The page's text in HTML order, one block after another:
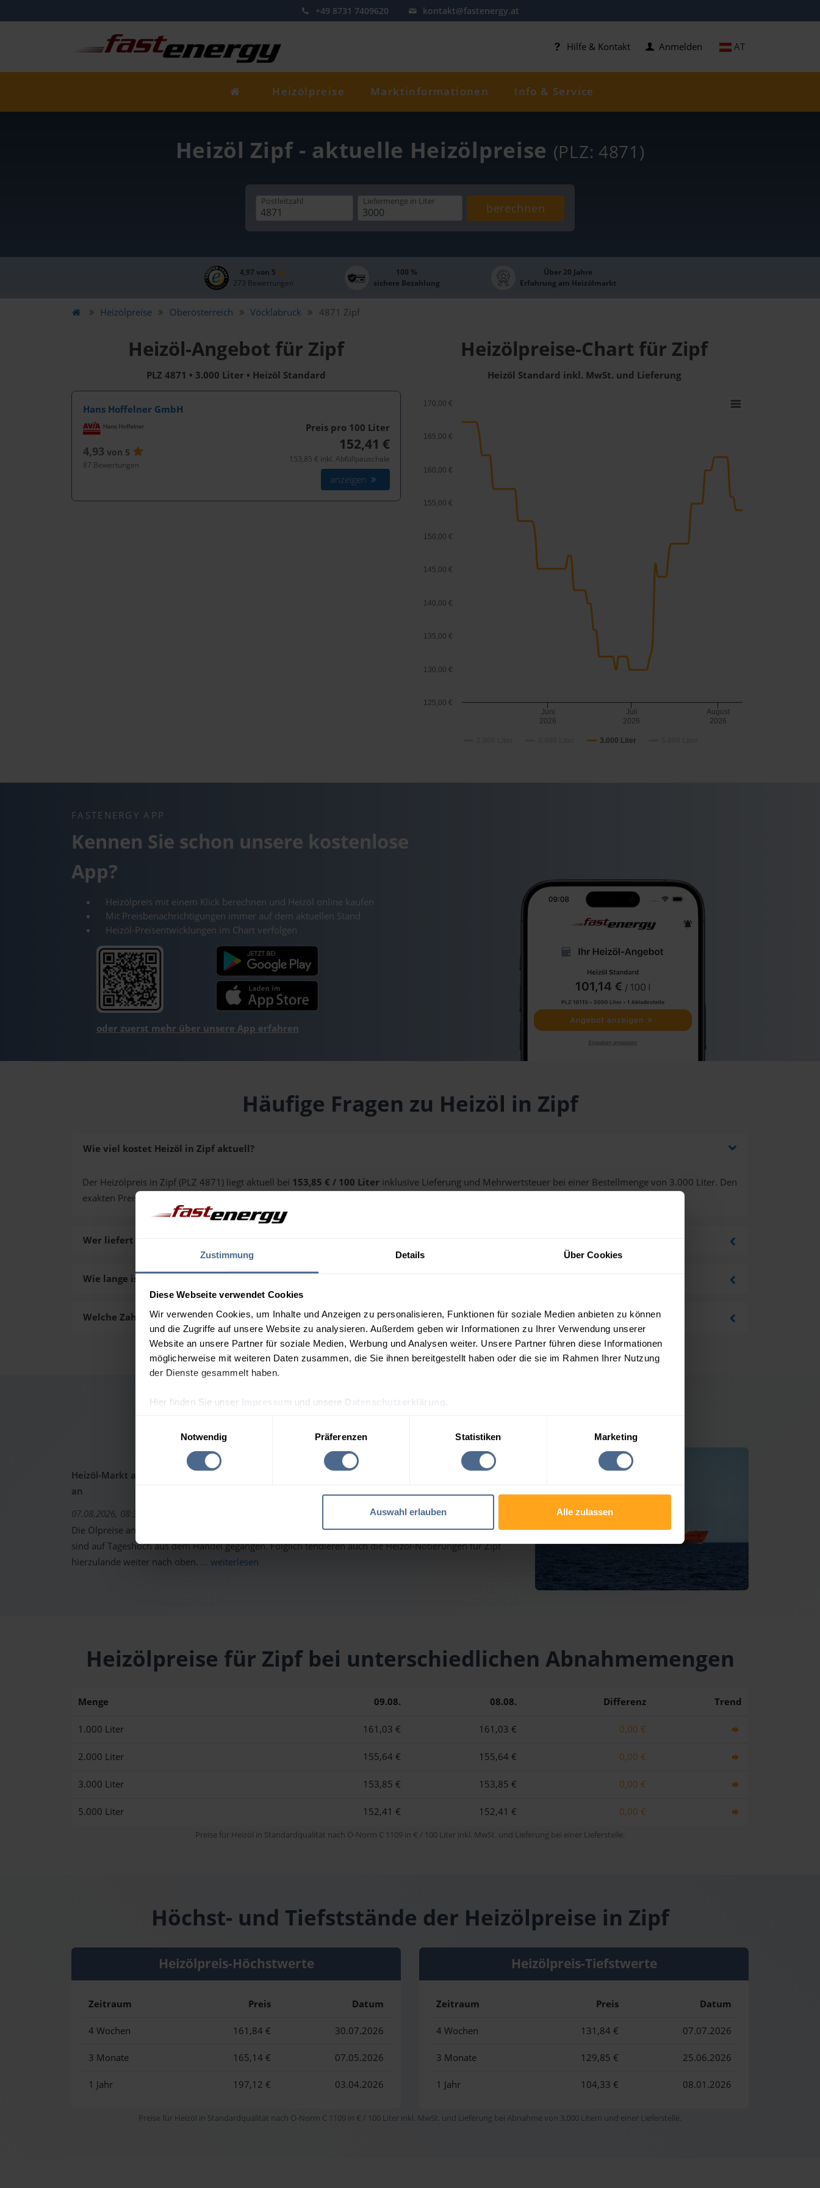
Zustimmung Details Über Cookies
Diese Webseite verwendet Cookies
Wir verwenden Cookies, um Inhalte und Anzeigen zu personalisieren, Funktionen für soziale Medien anbieten zu können
und die Zugriffe auf unsere Website zu analysieren. Außerdem geben wir Informationen zu Ihrer Verwendung unserer
Website an unsere Partner für soziale Medien, Werbung und Analysen weiter. Unsere Partner führen diese Informationen
möglicherweise mit weiteren Daten zusammen, die Sie ihnen bereitgestellt haben oder die sie im Rahmen Ihrer Nutzung
der Dienste gesammelt haben.
Hier finden Sie unser Impressum und unsere Datenschutzerklärung
Notwendig
Präferenzen Statistiken Marketing
Auswahl erlauben Alle zulassen
+49 8731 7409620 kontakt@fastenergy.at
AT
Hilfe & Kontakt Anmelden
Heizölpreise Marktinformationen Info & Service
Heizöl Zipf - aktuelle Heizölpreise (PLZ: 4871)
Postleitzahl Liefermenge in Liter berechnen
4,97 von 5
273 Bewertungen
100 %
sichere Bezahlung
Über 20 Jahre
Erfahrung am Heizölmarkt
Heizölpreise Oberösterreich Vöcklabruck 4871 Zipf
Heizöl-Angebot für Zipf
PLZ 4871 • 3.000 Liter • Heizöl Standard
Hans Hoffelner GmbH
4,93 von 5
87 Bewertungen
Preis pro 100 Liter
152,41 €
153,85 € inkl. Abfüllpauschale
anzeigen
Heizölpreise-Chart für Zipf
Heizöl Standard inkl. MwSt. und Lieferung
3.000 Liter
Juni
2026
Juli
2026
August
2026
125,00 €
130,00 €
135,00 €
140,00 €
145,00 €
150,00 €
155,00 €
160,00 €
165,00 €
170,00 €
FASTENERGY APP
Kennen Sie schon unsere kostenlose
App?
Heizölpreis mit einem Klick berechnen und Heizöl online kaufen
Mit Preisbenachrichtigungen immer auf dem aktuellen Stand
Heizöl-Preisentwicklungen im Chart verfolgen
oder zuerst mehr über unsere App erfahren
Häufige Fragen zu Heizöl in Zipf
Wie viel kostet Heizöl in Zipf aktuell?
Der Heizölpreis in Zipf (PLZ 4871) liegt aktuell bei 153,85 € / 100 Liter inklusive Lieferung und Mehrwertsteuer bei einer Bestellmenge von 3.000 Liter. Den
exakten Preis für Ihre Wunschmenge erhalten Sie über unseren
Wer liefert das Heizöl in Zipf aus?
Wie lange ist die Lieferzeit des Heizöls in Zipf?
Welche Zahlungsarten gibt es?
Heizöl-Markt aktuell: Ölpreise schon wieder auf dem Weg nach oben - Heizölpreise ziehen ebenfalls
an
07.08.2026, 08:37 Uhr
Die Ölpreise an den internationalen Warenterminmärkten haben gestern weiter deutlich zugelegt und
sind auf Tageshoch aus dem Handel gegangen. Folglich tendieren auch die Heizöl-Notierungen für Zipf
hierzulande weiter nach oben. ... weiterlesen
Heizölpreise für Zipf bei unterschiedlichen Abnahmemengen
Menge 09.08. 08.08. Differenz Trend
1.000 Liter 161,03 € 161,03 € 0,00 €
2.000 Liter 155,64 € 155,64 € 0,00 €
3.000 Liter 153,85 € 153,85 € 0,00 €
5.000 Liter 152,41 € 152,41 € 0,00 €
Preise für Heizöl in Standardqualität nach Ö-Norm C 1109 in € / 100 Liter inkl. MwSt. und Lieferung bei einer Lieferstelle.
Höchst- und Tiefststände der Heizölpreise in Zipf
Heizölpreis-Höchstwerte
Zeitraum Preis Datum
4 Wochen 161,84 € 30.07.2026
3 Monate 165,14 € 07.05.2026
1 Jahr 197,12 € 03.04.2026
Heizölpreis-Tiefstwerte
Zeitraum Preis Datum
4 Wochen 131,84 € 07.07.2026
3 Monate 129,85 € 25.06.2026
1 Jahr 104,33 € 08.01.2026
Preise für Heizöl in Standardqualität nach Ö-Norm C 1109 in € / 100 Liter inkl. MwSt. und Lieferung bei Abnahme von 3.000 Litern und einer Lieferstelle.